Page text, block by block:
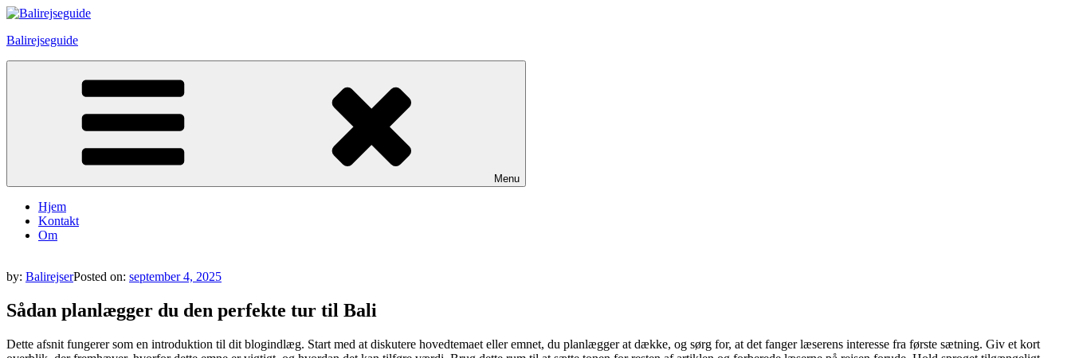
Skip
content
Balirejseguide
Menu
Hjem
Kontakt
Om
by: BalirejserPosted on: september 4, 2025
Sådan planlægger du den perfekte tur til Bali
Dette afsnit fungerer som en introduktion til dit blogindlæg. Start med at diskutere hovedtemaet eller emnet, du planlægger at dække, og sørg for, at det fanger læserens interesse fra første sætning. Giv et kort